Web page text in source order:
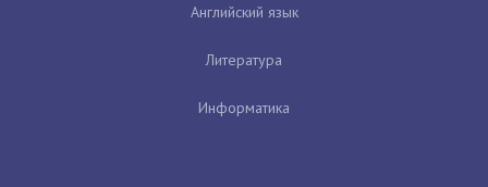
Английский язык
Литература
Информатика